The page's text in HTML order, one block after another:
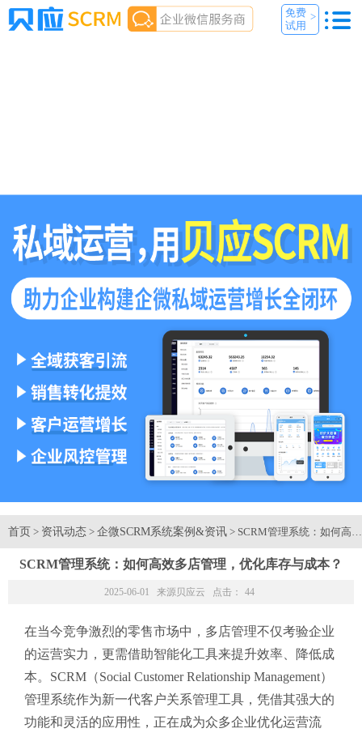
免费
试用
>
首页 > 资讯动态 > 企微SCRM系统案例&资讯 > SCRM管理系统：如何高
SCRM管理系统：如何高效多店管理，优化库存与成本？
2025-06-01 来源贝应云 点击： 44
在当今竞争激烈的零售市场中，多店管理不仅考验企业
的运营实力，更需借助智能化工具来提升效率、降低成
本。SCRM（Social Customer Relationship Management）
管理系统作为新一代客户关系管理工具，凭借其强大的
功能和灵活的应用性，正在成为众多企业优化运营流